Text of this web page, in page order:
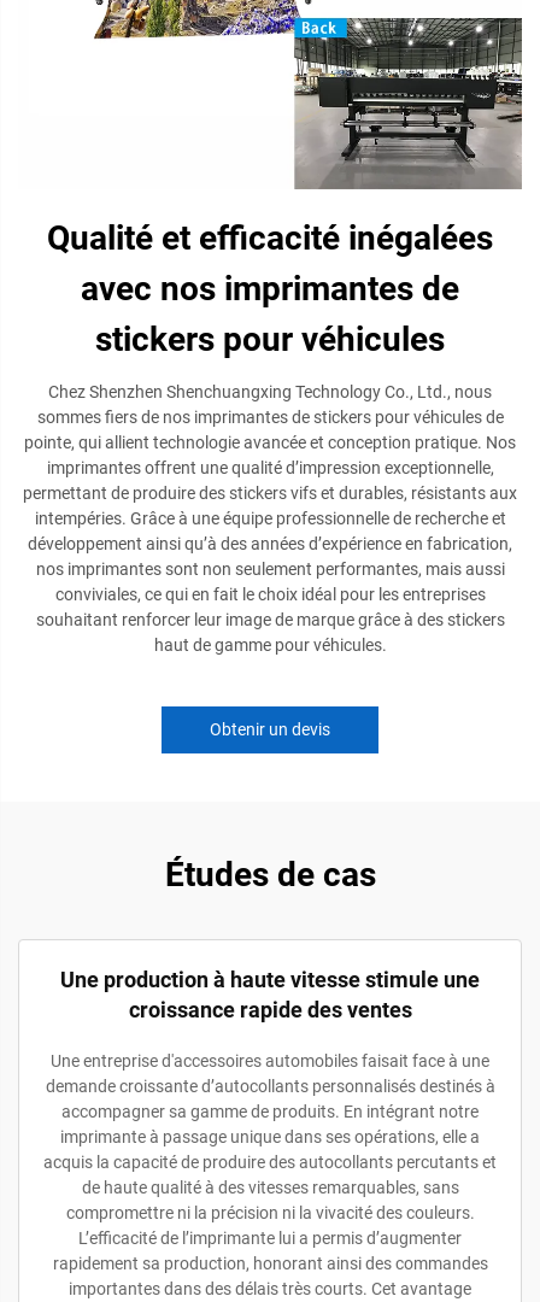
Qualité et efficacité inégalées
avec nos imprimantes de
stickers pour véhicules
Chez Shenzhen Shenchuangxing Technology Co., Ltd., nous
sommes fiers de nos imprimantes de stickers pour véhicules de
pointe, qui allient technologie avancée et conception pratique. Nos
imprimantes offrent une qualité d’impression exceptionnelle,
permettant de produire des stickers vifs et durables, résistants aux
intempéries. Grâce à une équipe professionnelle de recherche et
développement ainsi qu’à des années d’expérience en fabrication,
nos imprimantes sont non seulement performantes, mais aussi
conviviales, ce qui en fait le choix idéal pour les entreprises
souhaitant renforcer leur image de marque grâce à des stickers
haut de gamme pour véhicules.
Obtenir un devis
Études de cas
Une production à haute vitesse stimule une
croissance rapide des ventes
Une entreprise d'accessoires automobiles faisait face à une
demande croissante d’autocollants personnalisés destinés à
accompagner sa gamme de produits. En intégrant notre
imprimante à passage unique dans ses opérations, elle a
acquis la capacité de produire des autocollants percutants et
de haute qualité à des vitesses remarquables, sans
compromettre ni la précision ni la vivacité des couleurs.
L’efficacité de l’imprimante lui a permis d’augmenter
rapidement sa production, honorant ainsi des commandes
importantes dans des délais très courts. Cet avantage